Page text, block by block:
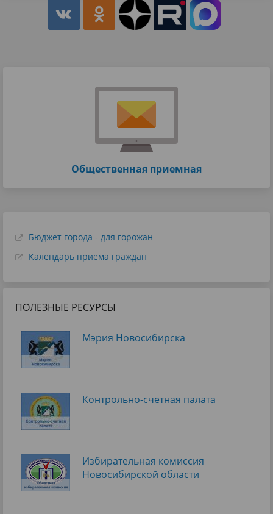
Общественная приемная
Бюджет города - для горожан
Календарь приема граждан
ПОЛЕЗНЫЕ РЕСУРСЫ
Мэрия Новосибирска
Контрольно-счетная палата
Избирательная комиссия
Новосибирской области